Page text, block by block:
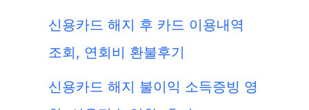
신용카드 해지 후 카드 이용내역
조회, 연회비 환불후기
신용카드 해지 불이익 소득증빙 영